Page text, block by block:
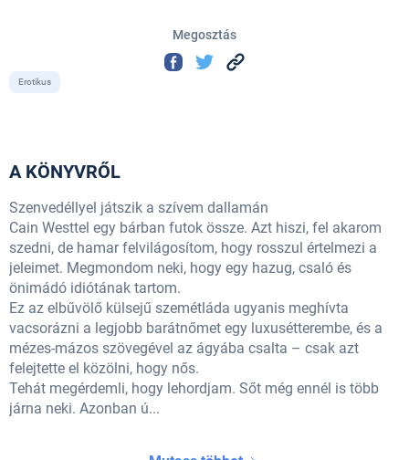
Megosztás
Erotikus
A KÖNYVRŐL
Szenvedéllyel játszik a szívem dallamán
Cain Westtel egy bárban futok össze. Azt hiszi, fel akarom
szedni, de hamar felvilágosítom, hogy rosszul értelmezi a
jeleimet. Megmondom neki, hogy egy hazug, csaló és
önimádó idiótának tartom.
Ez az elbűvölő külsejű szemétláda ugyanis meghívta
vacsorázni a legjobb barátnőmet egy luxusétterembe, és a
mézes-mázos szövegével az ágyába csalta – csak azt
felejtette el közölni, hogy nős.
Tehát megérdemli, hogy lehordjam. Sőt még ennél is több
járna neki. Azonban ú...